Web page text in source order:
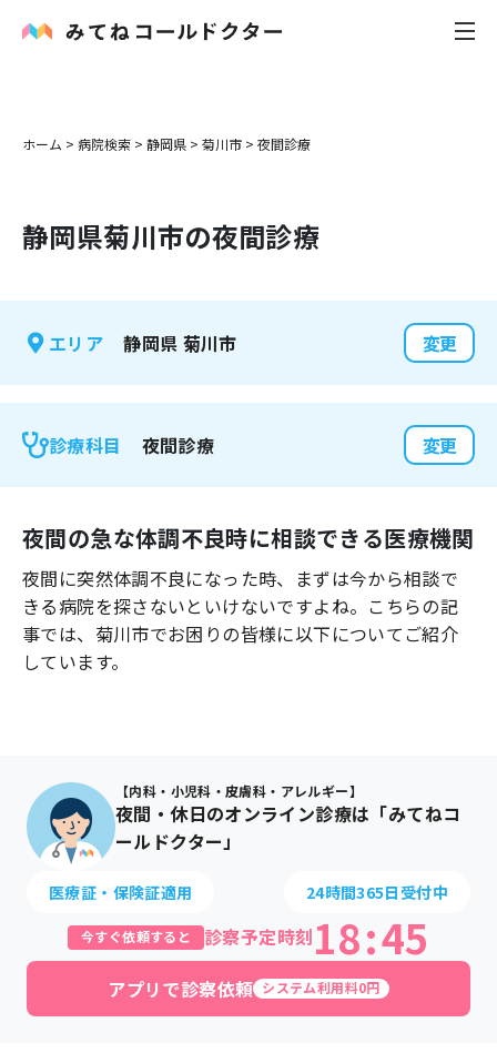
内科
花粉症
感染症
よくあるご質問
ホーム > 病院検索 > 静岡県 > 菊川市 > 夜間診療
静岡県菊川市の夜間診療
エリア 静岡県 菊川市 変更
診療科目 夜間診療 変更
夜間の急な体調不良時に相談できる医療機関
夜間に突然体調不良になった時、まずは今から相談で
きる病院を探さないといけないですよね。こちらの記
事では、 菊川市でお困りの皆様に以下についてご紹介
しています。
【内科・小児科・皮膚科・アレルギー】
夜間・休日のオンライン診療は「みてねコ
ールドクター」
医療証・保険証適用 24時間365日受付中
今すぐ依頼すると 診察予定時刻18:45
アプリで診察依頼 システム利用料0円